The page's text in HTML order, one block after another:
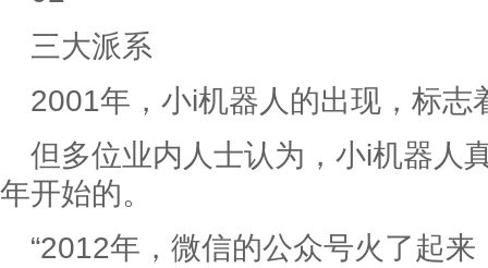
三大派系
2001年，小i机器人的出现，标
但多位业内人士认为，小i机器人
年开始的。
“2012年，微信的公众号火了起